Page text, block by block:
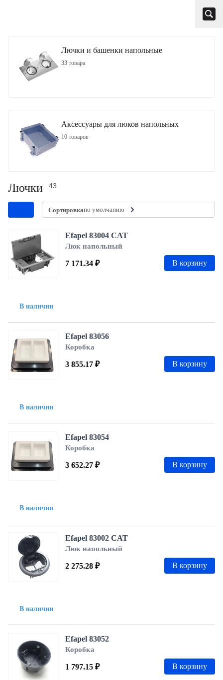
Лючки и башенки напольные
33 товара
Аксессуары для люков напольных
10 товаров
Лючки 43
Сортировкапо умолчанию
В наличии
Efapel 83004 CAT
Люк напольный
7 171.34 ₽ В корзину
В наличии
Efapel 83056
Коробка
3 855.17 ₽ В корзину
В наличии
Efapel 83054
Коробка
3 652.27 ₽ В корзину
В наличии
Efapel 83002 CAT
Люк напольный
2 275.28 ₽ В корзину
Efapel 83052
Коробка
1 797.15 ₽ В корзину